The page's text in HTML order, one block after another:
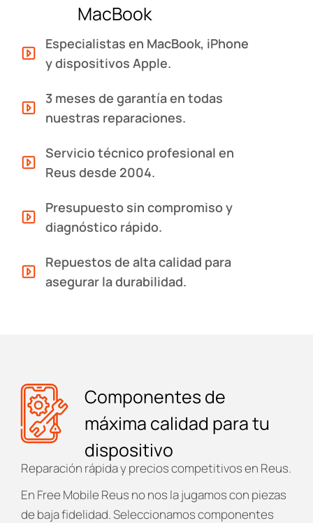
MacBook
Especialistas en MacBook, iPhone
y dispositivos Apple.
3 meses de garantía en todas
nuestras reparaciones.
Servicio técnico profesional en
Reus desde 2004.
Presupuesto sin compromiso y
diagnóstico rápido.
Repuestos de alta calidad para
asegurar la durabilidad.
Componentes de
máxima calidad para tu
dispositivo
Reparación rápida y precios competitivos en Reus.
En Free Mobile Reus no nos la jugamos con piezas
de baja fidelidad. Seleccionamos componentes